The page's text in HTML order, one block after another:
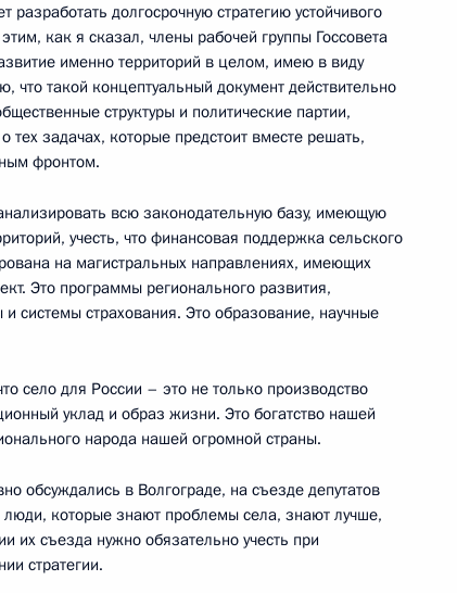
по итогам заседания президиума Госсовета
политике в сфере семьи, материнства
понедельник
Госсовета, посвящённое политике
и детства
понедельник
Госсовета и Комиссии по мониторингу
показателей развития страны
Москва, Кремль
разработать долгосрочную стратегию устойчивого
как я сказал, члены рабочей группы Госсовета
именно территорий в целом, имею в виду
что такой концептуальный документ действительно
структуры и политические партии,
тех задачах, которые предстоит вместе решать,
фронтом.
всю законодательную базу, имеющую
учесть, что финансовая поддержка сельского
на магистральных направлениях, имеющих
Это программы регионального развития,
системы страхования. Это образование, научные
село для России – это не только производство
уклад и образ жизни. Это богатство нашей
народа нашей огромной страны.
обсуждались в Волгограде, на съезде депутатов
люди, которые знают проблемы села, знают лучше,
их съезда нужно обязательно учесть при
стратегии.